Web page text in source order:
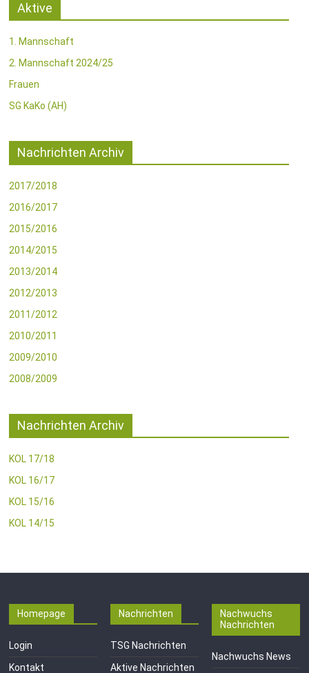
Aktive
1. Mannschaft
2. Mannschaft 2024/25
Frauen
SG KaKo (AH)
Nachrichten Archiv
2017/2018
2016/2017
2015/2016
2014/2015
2013/2014
2012/2013
2011/2012
2010/2011
2009/2010
2008/2009
Nachrichten Archiv
KOL 17/18
KOL 16/17
KOL 15/16
KOL 14/15
Homepage
Login
Kontakt
Nachrichten
TSG Nachrichten
Aktive Nachrichten
Nachwuchs
Nachrichten
Nachwuchs News